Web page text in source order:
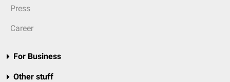
Press
Career
For Business
Other stuff